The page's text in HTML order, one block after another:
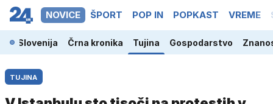
NOVICE ŠPORT POP IN POPKAST VREME
Slovenija Črna kronika Tujina Gospodarstvo
TUJINA